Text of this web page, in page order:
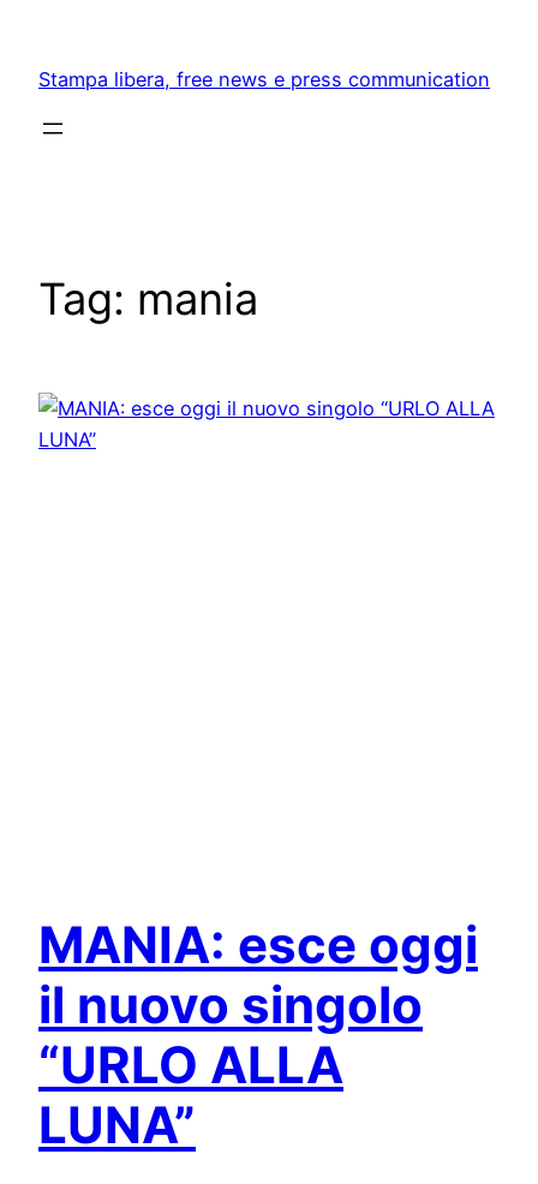
content
Stampa libera, free news e press communication
Tag: mania
MANIA: esce oggi
il nuovo singolo
“URLO ALLA
LUNA”